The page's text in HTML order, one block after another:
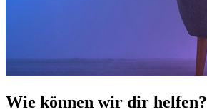
Wie können wir dir helfen?